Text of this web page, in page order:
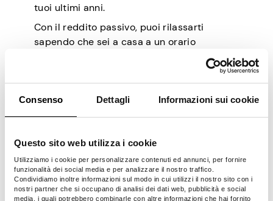
Consenso Dettagli Informazioni sui cookie
Questo sito web utilizza i cookie
Utilizziamo i cookie per personalizzare contenuti ed annunci, per fornire
funzionalità dei social media e per analizzare il nostro traffico.
Condividiamo inoltre informazioni sul modo in cui utilizzi il nostro sito con i
nostri partner che si occupano di analisi dei dati web, pubblicità e social
media, i quali potrebbero combinarle con altre informazioni che hai fornito
tuoi ultimi anni.
Con il reddito passivo, puoi rilassarti
sapendo che sei a casa a un orario
ragionevole. Ciò significa più tempo con le
persone della tua vita intorno al tavolo da
pranzo e avere conversazioni fruttuose. Puoi
avere un pasto delizioso senza affrettarti a
completare un progetto di lavoro e la tua
10 modi per generare
reddito passivo senza